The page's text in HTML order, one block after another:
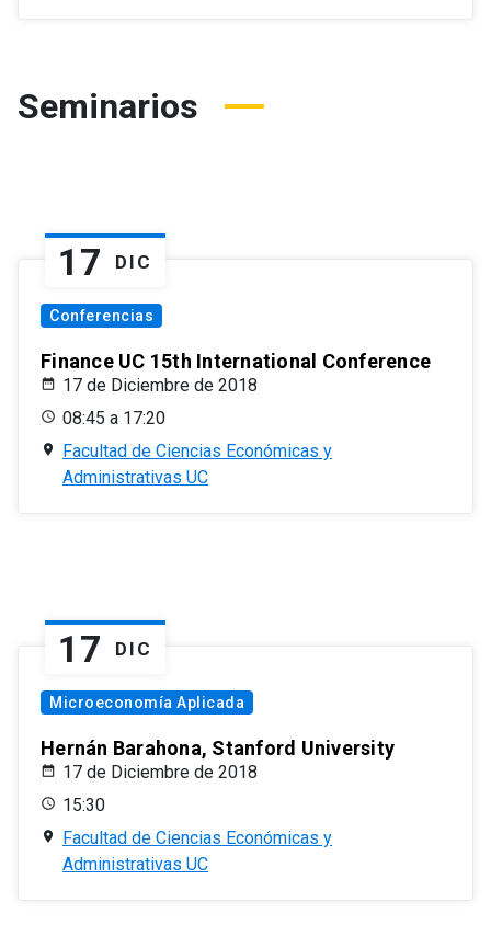
Seminarios
17 DIC
Conferencias
Finance UC 15th International Conference
17 de Diciembre de 2018
08:45 a 17:20
Facultad de Ciencias Económicas y
Administrativas UC
17 DIC
Microeconomía Aplicada
Hernán Barahona, Stanford University
17 de Diciembre de 2018
15:30
Facultad de Ciencias Económicas y
Administrativas UC